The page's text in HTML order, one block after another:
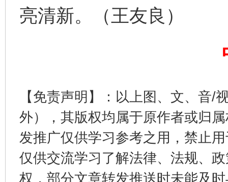
亮清新。（王友良）
【免责声明】：以上图、文、音/
外），其版权均属于原作者或归
发推广仅供学习参考之用，禁止
仅供交流学习了解法律、法规、
权，部分文章转发推送时未能及